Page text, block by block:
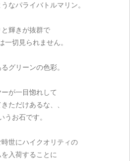
なパライバトルマリン。
と輝きが抜群で
一切見られません。
グリーンの色彩。
が一目惚れして
ただけあるな、、
うお石です。
世にハイクオリティの
入荷することに